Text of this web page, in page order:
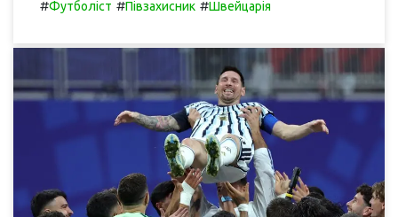
#Футболіст #Півзахисник #Швейцарія